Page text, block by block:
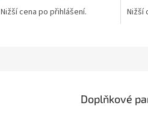
Nižší cena po přihlášení. Nižší
Doplňkové